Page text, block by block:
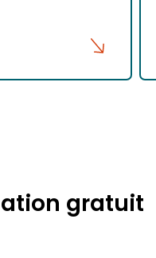
gratuit